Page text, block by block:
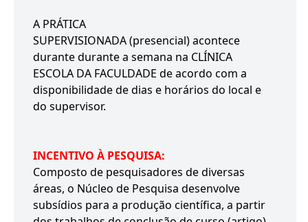
A PRÁTICA
SUPERVISIONADA (presencial) acontece
durante durante a semana na CLÍNICA
ESCOLA DA FACULDADE de acordo com a
disponibilidade de dias e horários do local e
do supervisor.
INCENTIVO À PESQUISA:
Composto de pesquisadores de diversas
áreas, o Núcleo de Pesquisa desenvolve
subsídios para a produção científica, a partir